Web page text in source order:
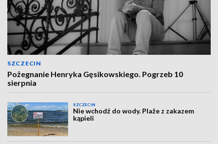
SZCZECIN
Pożegnanie Henryka Gęsikowskiego. Pogrzeb 10
sierpnia
SZCZECIN
Nie wchodź do wody. Plaże z zakazem
kąpieli